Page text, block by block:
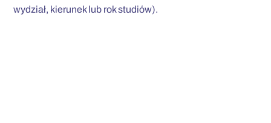
wydział, kierunek lub rok studiów).